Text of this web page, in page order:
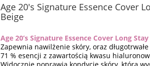
Age 20's Signature Essence Cover
Beige
Age 20’s Signature Essence Cover Long Stay
Zapewnia nawilżenie skóry, oraz
71 % esencji z zawartością kwasu